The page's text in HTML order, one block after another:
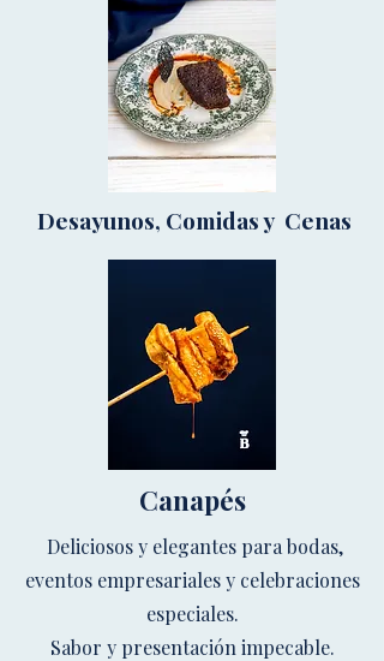
Desayunos, Comidas y Cenas
Canapés
Deliciosos y elegantes para bodas,
eventos empresariales y celebraciones
especiales.
Sabor y presentación impecable.